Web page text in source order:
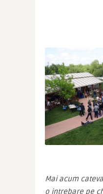
Mai acum
o intrebare pe